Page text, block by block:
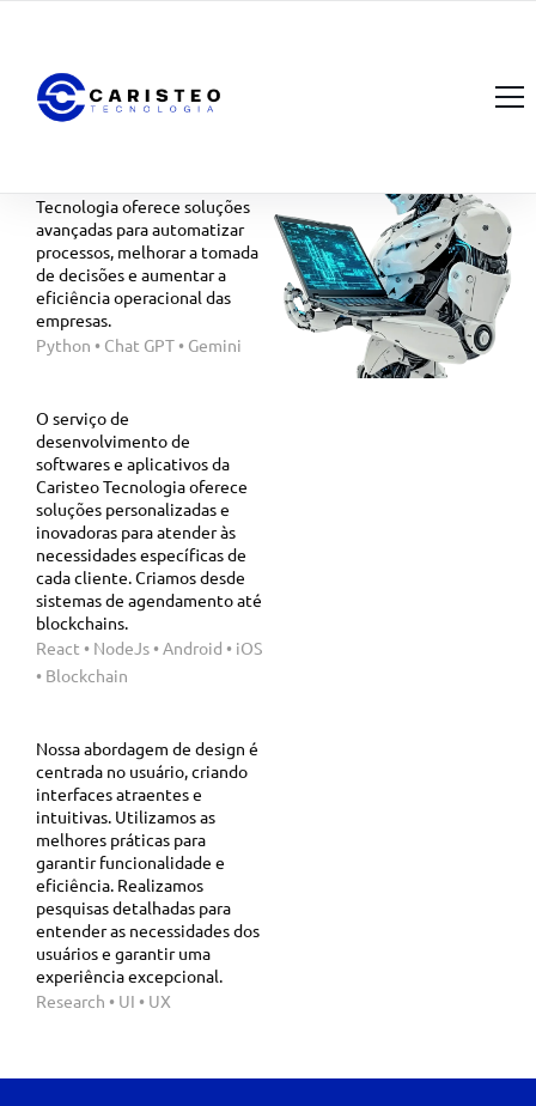
A Caristeo Tecnologia
Portfólio
O que Oferecemos?
Notícias
Tecnologia oferece soluções
avançadas para automatizar
processos, melhorar a tomada
de decisões e aumentar a
eficiência operacional das
empresas.
Python • Chat GPT • Gemini
O serviço de
desenvolvimento de
softwares e aplicativos da
Caristeo Tecnologia oferece
soluções personalizadas e
inovadoras para atender às
necessidades específicas de
cada cliente. Criamos desde
sistemas de agendamento até
blockchains.
React • NodeJs • Android • iOS
• Blockchain
Nossa abordagem de design é
centrada no usuário, criando
interfaces atraentes e
intuitivas. Utilizamos as
melhores práticas para
garantir funcionalidade e
eficiência. Realizamos
pesquisas detalhadas para
entender as necessidades dos
usuários e garantir uma
experiência excepcional.
Research • UI • UX